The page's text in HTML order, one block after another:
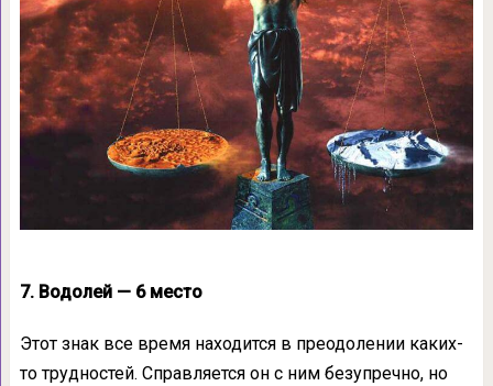
7. Водолей — 6 место
Этот знак все время находится в преодолении каких-
то трудностей. Справляется он с ним безупречно, но